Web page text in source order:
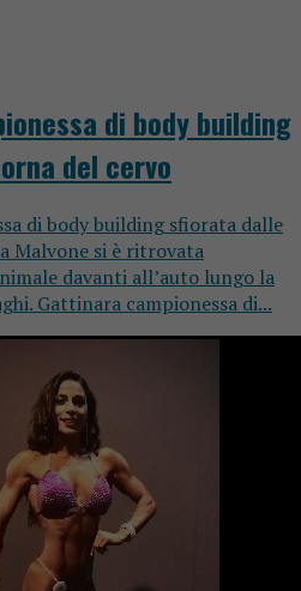
di body building
del cervo
di body building sfiorata dalle
Malvone si è ritrovata
davanti all’auto lungo la
Gattinara campionessa di...